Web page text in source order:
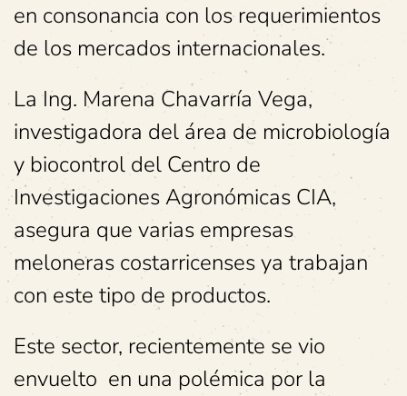
en consonancia con los requerimientos
de los mercados internacionales.
La Ing. Marena Chavarría Vega,
investigadora del área de microbiología
y biocontrol del Centro de
Investigaciones Agronómicas CIA,
asegura que varias empresas
meloneras costarricenses ya trabajan
con este tipo de productos.
Este sector, recientemente se vio
envuelto en una polémica por la